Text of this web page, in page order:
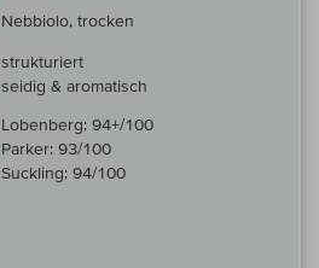
Nebbiolo, trocken
strukturiert
seidig & aromatisch
Lobenberg: 94+/100
Parker: 93/100
Suckling: 94/100